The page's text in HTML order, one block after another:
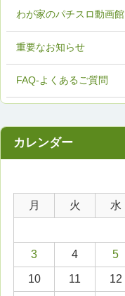
FAQ-よくあるご質問
わが家のパチスロ動画館
重要なお知らせ
月 火 水
3 4 5
10 11 12